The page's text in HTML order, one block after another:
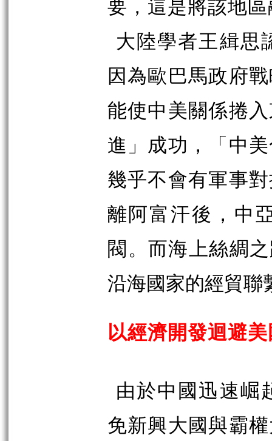
要，這是將該地
大陸學者王緝思
因為歐巴馬政府
能使中美關係捲
進」成功，「中
幾乎不會有軍事
離阿富汗後，中
閥。而海上絲綢
沿海國家的經貿聯
以經濟開發迴避
由於中國迅速崛
免新興大國與霸